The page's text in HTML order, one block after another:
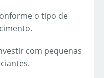
o tipo de
com pequenas